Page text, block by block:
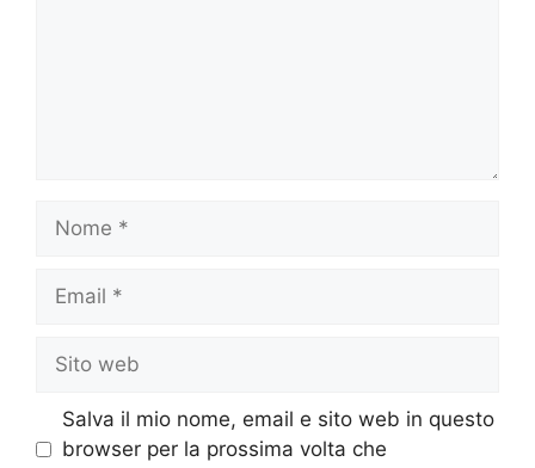
web
Salva il mio nome, email e sito web in questo
browser per la prossima volta che